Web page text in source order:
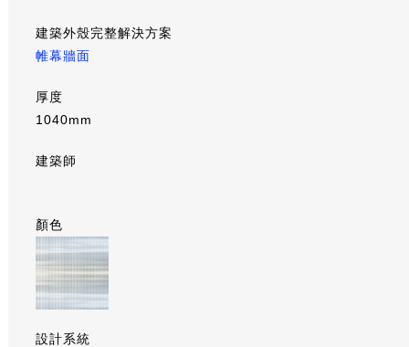
建築外殼完整解決方案
帷幕牆面
厚度
1040mm
建築師
顏色
設計系統